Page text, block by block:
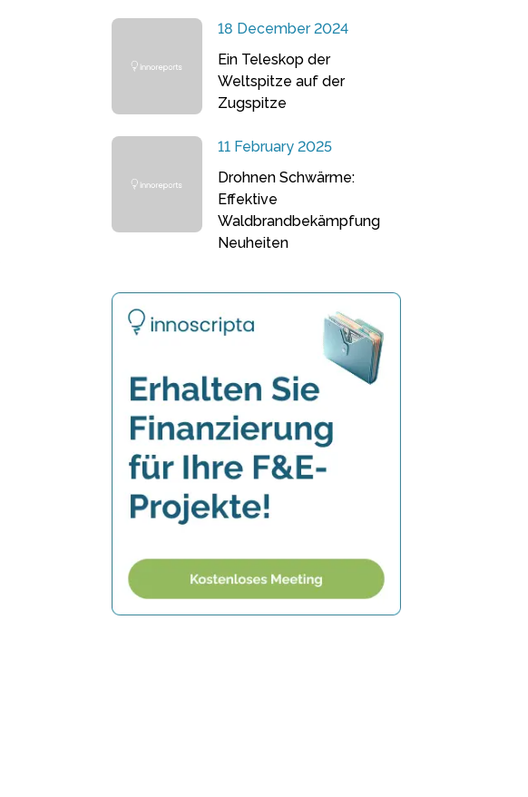
18 December 2024
Ein Teleskop der
Weltspitze auf der
Zugspitze
11 February 2025
Drohnen Schwärme:
Effektive
Waldbrandbekämpfung
Neuheiten